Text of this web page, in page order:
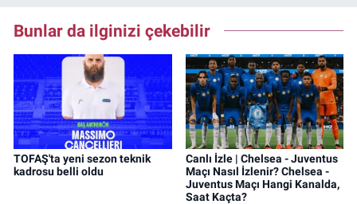
Bunlar da ilginizi çekebilir
TOFAŞ'ta yeni sezon teknik
kadrosu belli oldu
Canlı İzle | Chelsea - Juventus
Maçı Nasıl İzlenir? Chelsea -
Juventus Maçı Hangi Kanalda,
Saat Kaçta?